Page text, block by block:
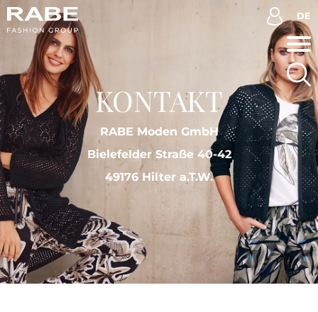
DE
KONTAKT
RABE Moden GmbH
Bielefelder Straße 40-42
49176 Hilter a.T.W.